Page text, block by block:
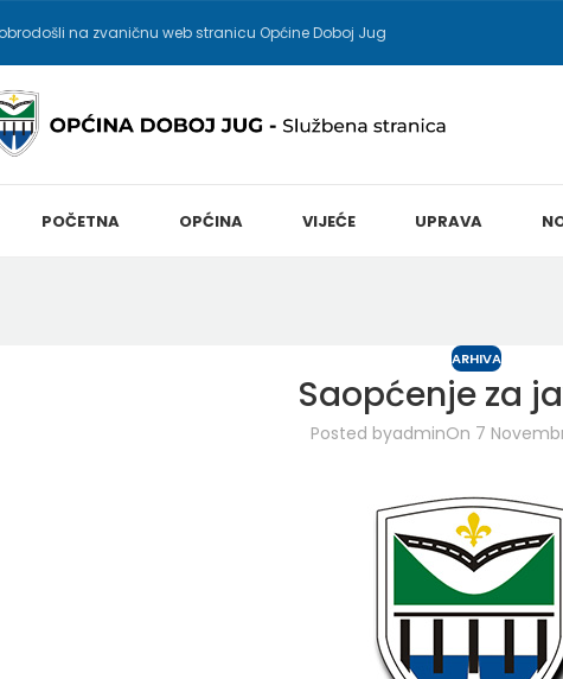
na zvaničnu web stranicu Općine Doboj Jug
POČETNA OPĆINA VIJEĆE UPRAVA
ARHIVA
Saopćenje za
Posted byadminOn 7